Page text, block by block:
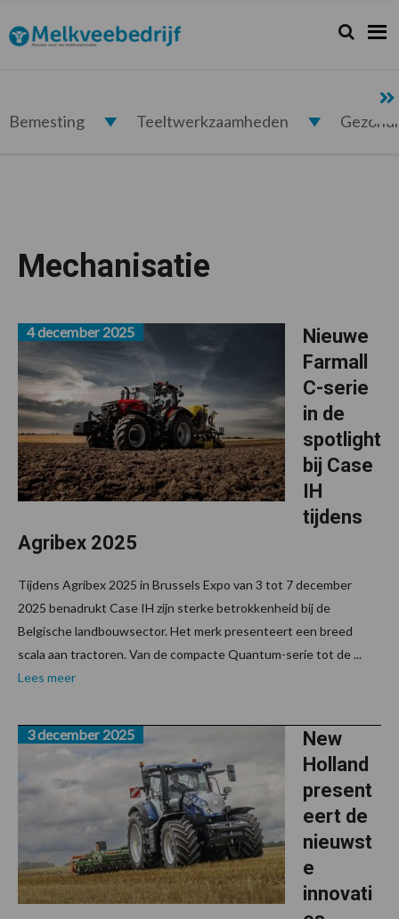
de
hoofdnavigatie
de
hoofd
de
voettekst
Melkveebedrijf.nl Zoeken...
Zoek
Bemesting Teeltwerkzaamheden
Mechanisatie
Nieuwe
Farmall
C-serie
in de
spotlight
bij Case
IH
tijdens
Agribex 2025
4 december 2025
Tijdens Agribex 2025 in Brussels Expo van 3 tot 7 december
2025 benadrukt Case IH zijn sterke betrokkenheid bij de
Belgische landbouwsector. Het merk presenteert een breed
scala aan tractoren. Van de compacte Quantum-serie tot de ...
Lees meer
New
Holland
present
eert de
nieuwst
e
innovati
3 december 2025